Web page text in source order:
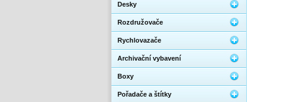
Desky
Rozdružovače
Rychlovazače
Archivační vybavení
Boxy
Pořadače a štítky